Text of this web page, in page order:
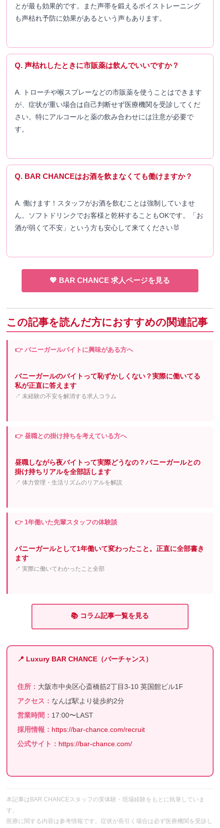
とが最も効果的です。また声帯を鍛えるボイストレーニング
も声枯れ予防に効果があるという声もあります。
Q. 声枯れしたときに市販薬は飲んでいいですか？
A. トローチや喉スプレーなどの市販薬を使うことはできます
が、症状が重い場合は自己判断せず医療機関を受診してくだ
さい。特にアルコールと薬の飲み合わせには注意が必要で
す。
Q. BAR CHANCEはお酒を飲まなくても働けますか？
A. 働けます！スタッフがお酒を飲むことは強制していませ
ん。ソフトドリンクでお客様と乾杯することもOKです。「お
酒が弱くて不安」という方も安心して来てください🐰
💖 BAR CHANCE 求人ページを見る
この記事を読んだ方におすすめの関連記事
👉 バニーガールバイトに興味がある方へ
バニーガールのバイトって恥ずかしくない？実際に働いてる
私が正直に答えます
↗ 未経験の不安を解消する求人コラム
👉 昼職との掛け持ちを考えている方へ
昼職しながら夜バイトって実際どうなの？バニーガールとの
掛け持ちリアルを全部話します
↗ 体力管理・生活リズムのリアルを解説
👉 1年働いた先輩スタッフの体験談
バニーガールとして1年働いて変わったこと。正直に全部書き
ます
↗ 実際に働いてわかったこと全部
📚 コラム記事一覧を見る
📍 Luxury BAR CHANCE（バーチャンス）
住所： 大阪市中央区心斎橋筋2丁目3-10 英国館ビル1F
アクセス： なんば駅より徒歩約2分
営業時間： 17:00〜LAST
採用情報： https://bar-chance.com/recruit
公式サイト： https://bar-chance.com/
本記事はBAR CHANCEスタッフの実体験・現場経験をもとに執筆していま
す。
医療に関する内容は参考情報です。症状が長引く場合は必ず医療機関を受診し